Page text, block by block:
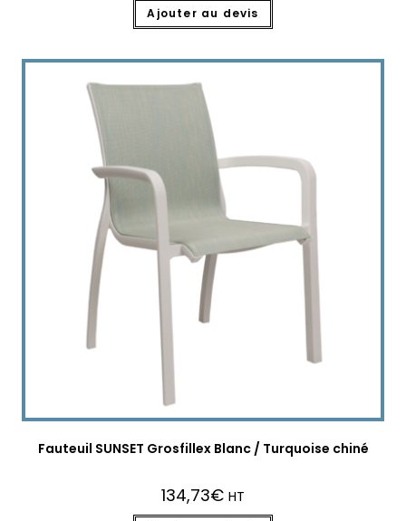
Ajouter au devis
Fauteuil SUNSET Grosfillex Blanc / Turquoise chiné
134,73€ HT